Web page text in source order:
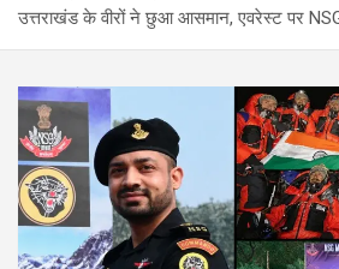
उत्तराखंड के वीरों ने छुआ आसमान, एवरेस्ट पर